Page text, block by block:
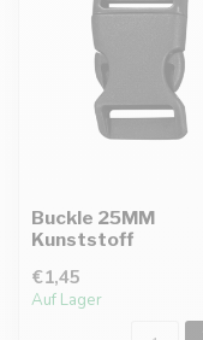
Buckle 25MM
Kunststoff
€1,45
Auf Lager